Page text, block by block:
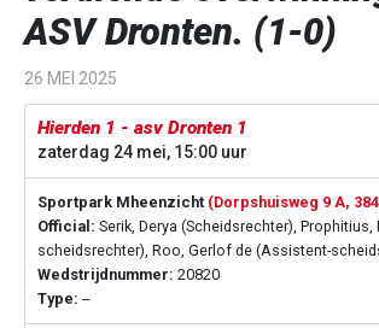
ASV Dronten. (1-0)
26 MEI 2025
Hierden 1 - asv Dronten 1
zaterdag 24 mei, 15:00 uur
Sportpark Mheenzicht (Dorpshuisweg 9 A,
Official: Serik, Derya (Scheidsrechter),
scheidsrechter), Roo, Gerlof de (Assistent-
Wedstrijdnummer: 20820
Type: --